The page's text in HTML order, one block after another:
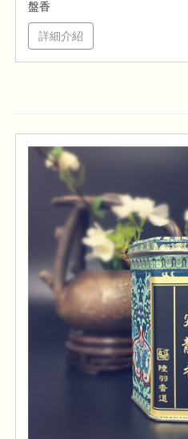
盤香
詳細介紹